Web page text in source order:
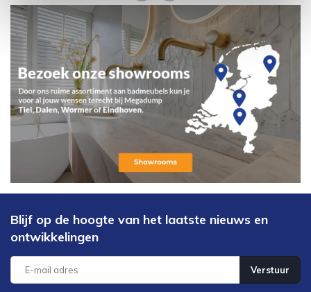
Blijf op de hoogte van het laatste nieuws en
ontwikkelingen
Verstuur